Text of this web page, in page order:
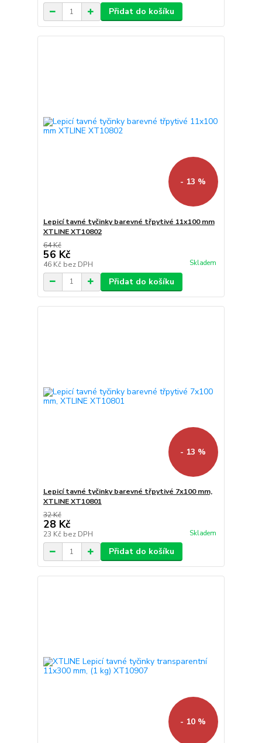
Přidat do košíku
- 13 %
Lepicí tavné tyčinky barevné třpytivé 11x100 mm
XTLINE XT10802
64 Kč
56 Kč
46 Kč bez DPH Skladem
Přidat do košíku
- 13 %
Lepicí tavné tyčinky barevné třpytivé 7x100 mm,
XTLINE XT10801
32 Kč
28 Kč
23 Kč bez DPH Skladem
Přidat do košíku
- 10 %